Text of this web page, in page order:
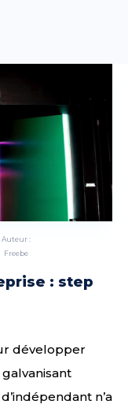
Auteur :
Freebe
: step
développer
n’a